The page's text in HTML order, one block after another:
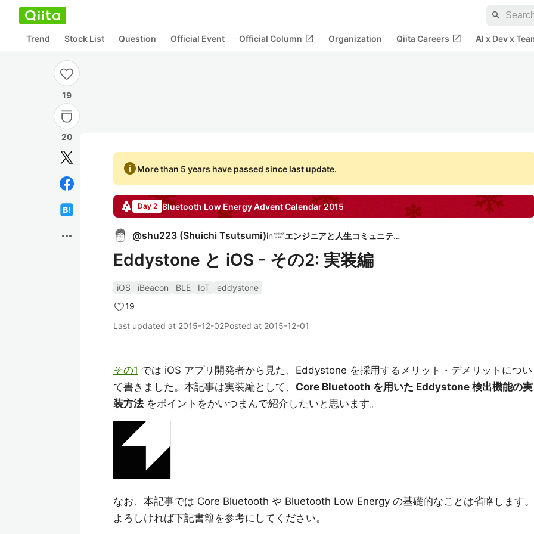
search
Trend Stock List Question Official Event Official Column open_in_new Organization Qiita Careers open_in_new AI x Dev x
19
20
more_horiz
infoMore than 5 years have passed since last update.
Day 2 Bluetooth Low EnergyAdvent Calendar2015
@shu223 (Shuichi Tsutsumi)in エンジニアと人生コミュニティ
Eddystone と iOS - その2: 実装編
iOS iBeacon BLE IoT
eddystone
19
Last updated at 2015-12-02Posted at 2015-12-01
その1 では iOS アプリ開発者から見た、Eddystone を採用するメリット・デメリットについ
て書きました。本記事は実装編として、 Core Bluetooth を用いた Eddystone 検出機能の実
装方法をポイントをかいつまんで紹介したいと思います。
なお、本記事では Core Bluetooth や Bluetooth Low Energy の基礎的なことは省略します。
よろしければ下記書籍を参考にしてください。